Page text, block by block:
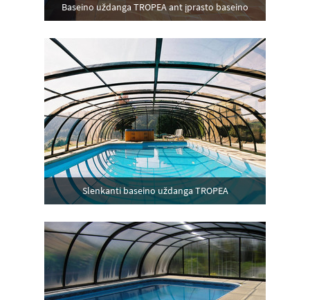
Baseino uždanga TROPEA ant įprasto baseino
Slenkanti baseino uždanga TROPEA